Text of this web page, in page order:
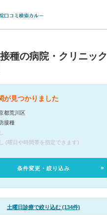
種の病院・クリニック
が見つかりました
都荒川区
接種
(曜日や時間帯を指定できます)
条件変更・絞り込み
土曜日診療で絞り込む (134件)